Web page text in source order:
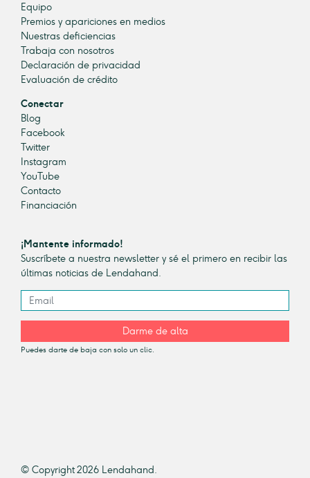
Equipo
Premios y apariciones en medios
Nuestras deficiencias
Trabaja con nosotros
Declaración de privacidad
Evaluación de crédito
Conectar
Blog
Facebook
Twitter
Instagram
YouTube
Contacto
Financiación
¡Mantente informado!
Suscríbete a nuestra newsletter y sé el primero en recibir las
últimas noticias de Lendahand.
Darme de alta
Puedes darte de baja con solo un clic.
© Copyright 2026 Lendahand.